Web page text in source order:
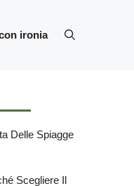
ironia
Delle Spiagge
Scegliere Il